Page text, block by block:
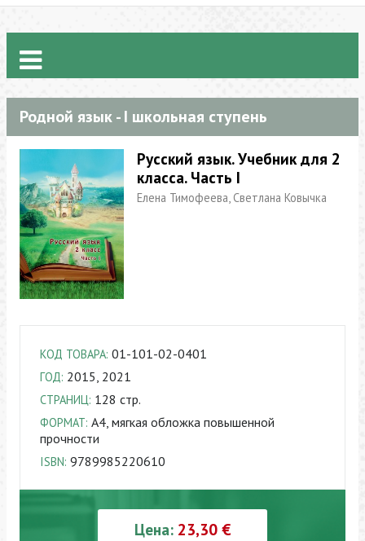
Родной язык - I школьная ступень
Русский язык. Учебник для 2
класса. Часть I
Елена Тимофеева, Светлана Ковычка
КОД ТОВАРА: 01-101-02-0401
ГОД: 2015, 2021
СТРАНИЦ: 128 стр.
ФОРМАТ: A4, мягкая обложка повышенной
прочности
ISBN: 9789985220610
Цена: 23,30 €